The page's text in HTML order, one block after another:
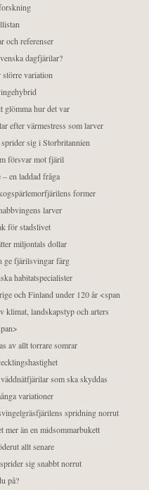
och referenser
dagfjärilar?
större variation
glömma hur det var
efter värmestress som larver
sig i Storbritannien
försvar mot fjäril
en laddad fråga
former
larver
för stadslivet
miljontals dollar
ge fjärilsvingar färg
habitatspecialister
och Finland under 120 år <span
klimat, landskapstyp och arters
av allt torrare somrar
som ska skyddas
variationer
spridning norrut
än en midsommarbukett
allt senare
sig snabbt norrut
på?